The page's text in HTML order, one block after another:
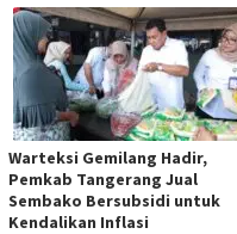
Warteksi Gemilang Hadir,
Pemkab Tangerang Jual
Sembako Bersubsidi untuk
Kendalikan Inflasi